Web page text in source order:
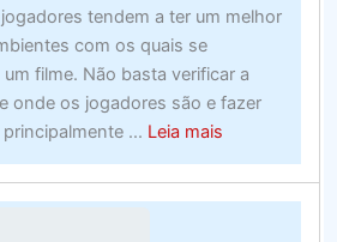
tendem a ter um melhor
com os quais se
filme. Não basta verificar a
onde os jogadores são e fazer
... Leia maisabout
Prime
cento